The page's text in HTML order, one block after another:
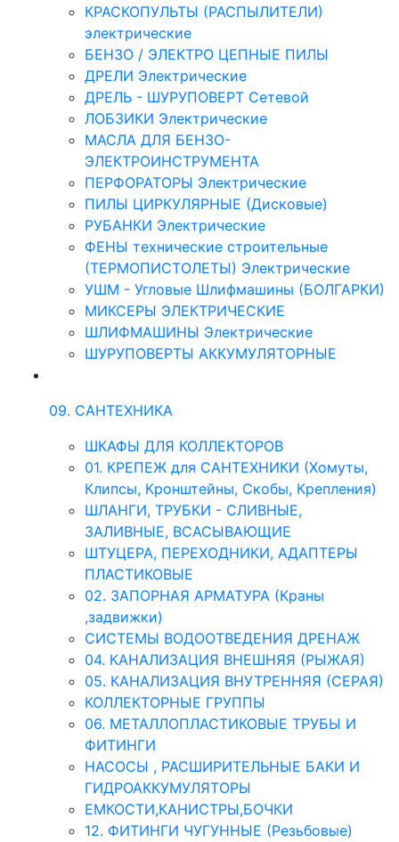
КРАСКОПУЛЬТЫ (РАСПЫЛИТЕЛИ)
электрические
БЕНЗО / ЭЛЕКТРО ЦЕПНЫЕ ПИЛЫ
ДРЕЛИ Электрические
ДРЕЛЬ - ШУРУПОВЕРТ Сетевой
ЛОБЗИКИ Электрические
МАСЛА ДЛЯ БЕНЗО-
ЭЛЕКТРОИНСТРУМЕНТА
ПЕРФОРАТОРЫ Электрические
ПИЛЫ ЦИРКУЛЯРНЫЕ (Дисковые)
РУБАНКИ Электрические
ФЕНЫ технические строительные
(ТЕРМОПИСТОЛЕТЫ) Электрические
УШМ - Угловые Шлифмашины (БОЛГАРКИ)
МИКСЕРЫ ЭЛЕКТРИЧЕСКИЕ
ШЛИФМАШИНЫ Электрические
ШУРУПОВЕРТЫ АККУМУЛЯТОРНЫЕ
09. САНТЕХНИКА
ШКАФЫ ДЛЯ КОЛЛЕКТОРОВ
01. КРЕПЕЖ для САНТЕХНИКИ (Хомуты,
Клипсы, Кронштейны, Скобы, Крепления)
ШЛАНГИ, ТРУБКИ - СЛИВНЫЕ,
ЗАЛИВНЫЕ, ВСАСЫВАЮЩИЕ
ШТУЦЕРА, ПЕРЕХОДНИКИ, АДАПТЕРЫ
ПЛАСТИКОВЫЕ
02. ЗАПОРНАЯ АРМАТУРА (Краны
,задвижки)
СИСТЕМЫ ВОДООТВЕДЕНИЯ ДРЕНАЖ
04. КАНАЛИЗАЦИЯ ВНЕШНЯЯ (РЫЖАЯ)
05. КАНАЛИЗАЦИЯ ВНУТРЕННЯЯ (СЕРАЯ)
КОЛЛЕКТОРНЫЕ ГРУППЫ
06. МЕТАЛЛОПЛАСТИКОВЫЕ ТРУБЫ И
ФИТИНГИ
НАСОСЫ , РАСШИРИТЕЛЬНЫЕ БАКИ И
ГИДРОАККУМУЛЯТОРЫ
ЕМКОСТИ,КАНИСТРЫ,БОЧКИ
12. ФИТИНГИ ЧУГУННЫЕ (Резьбовые)